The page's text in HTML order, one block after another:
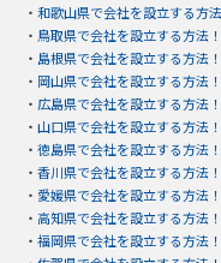
・ 和歌山県で会社を設立する方法
・ 鳥取県で会社を設立する方法！
・ 島根県で会社を設立する方法！
・ 岡山県で会社を設立する方法！
・ 広島県で会社を設立する方法！
・ 山口県で会社を設立する方法！
・ 徳島県で会社を設立する方法！
・ 香川県で会社を設立する方法！
・ 愛媛県で会社を設立する方法！
・ 高知県で会社を設立する方法！
・ 福岡県で会社を設立する方法！